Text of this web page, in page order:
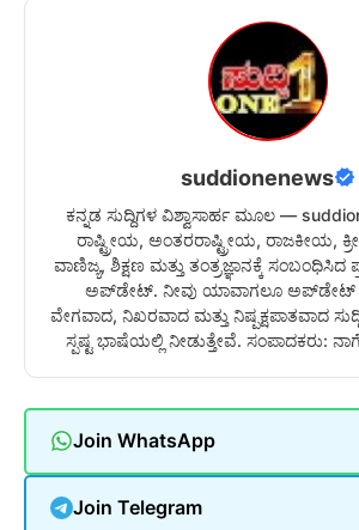
suddionenews
ಕನ್ನಡ ಸುದ್ದಿಗಳ ವಿಶ್ವಾಸಾರ್ಹ ಮೂಲ —
ರಾಷ್ಟ್ರೀಯ, ಅಂತರರಾಷ್ಟ್ರೀಯ, ರಾಜಕೀಯ,
ವಾಣಿಜ್ಯ, ಶಿಕ್ಷಣ ಮತ್ತು ತಂತ್ರಜ್ಞಾನಕ್ಕೆ
ಅಪ್‌ಡೇಟ್. ನೀವು ಯಾವಾಗಲೂ ಅಪ್‌ಡೇಟ್
ವೇಗವಾದ, ನಿಖರವಾದ ಮತ್ತು ನಿಷ್ಪಕ್ಷಪಾತವಾದ
ಸ್ಪಷ್ಟ ಭಾಷೆಯಲ್ಲಿ ನೀಡುತ್ತೇವೆ. ಸಂಪಾದಕರು:
Join WhatsApp
Join Telegram